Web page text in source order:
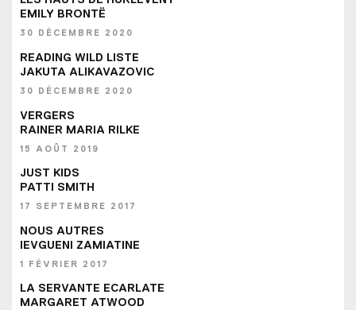
EMILY BRONTË
30 DÉCEMBRE 2020
READING WILD LISTE
JAKUTA ALIKAVAZOVIC
30 DÉCEMBRE 2020
VERGERS
RAINER MARIA RILKE
15 AOÛT 2019
JUST KIDS
PATTI SMITH
17 SEPTEMBRE 2017
NOUS AUTRES
IEVGUENI ZAMIATINE
1 FÉVRIER 2017
LA SERVANTE ECARLATE
MARGARET ATWOOD